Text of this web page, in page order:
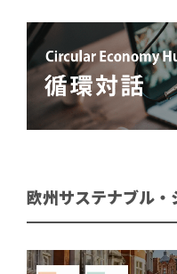
欧州サステナブル・